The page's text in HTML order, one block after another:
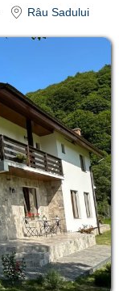
Râu Sadului